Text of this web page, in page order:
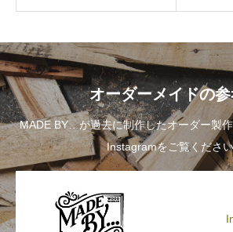
オーダーメイドの
MADE BY…が過去に制作したオーダー製
Instagramをご覧ください